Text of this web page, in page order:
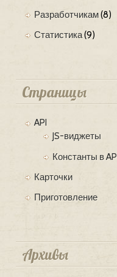
Разработчикам(8)
Статистика(9)
Страницы
API
JS-виджеты
Константы в
Карточки
Приготовление
Архивы